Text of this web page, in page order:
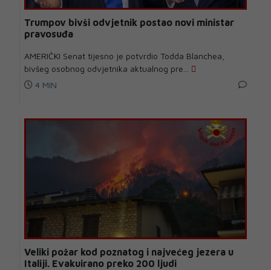
Trumpov bivši odvjetnik postao novi ministar
pravosuđa
AMERIČKI Senat tijesno je potvrdio Todda Blanchea,
bivšeg osobnog odvjetnika aktualnog pre...
4 MIN
Veliki požar kod poznatog i najvećeg jezera u
Italiji. Evakuirano preko 200 ljudi